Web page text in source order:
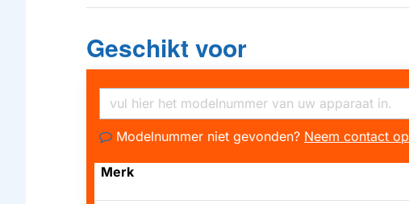
Geschikt voor
Modelnummer niet gevonden? Neem contact op
Merk